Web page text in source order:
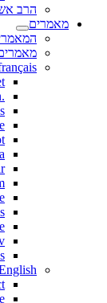
הרב
מאמרים
.Articles en français - par ordre chron